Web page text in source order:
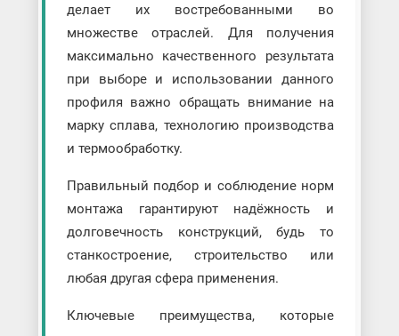
делает их востребованными во
множестве отраслей. Для получения
максимально качественного результата
при выборе и использовании данного
профиля важно обращать внимание на
марку сплава, технологию производства
и термообработку.
Правильный подбор и соблюдение норм
монтажа гарантируют надёжность и
долговечность конструкций, будь то
станкостроение, строительство или
любая другая сфера применения.
Ключевые преимущества, которые